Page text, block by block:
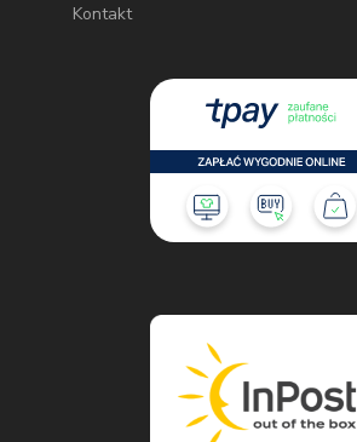
Kontakt